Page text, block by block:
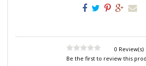
0 Review(s)
Be the first to review this